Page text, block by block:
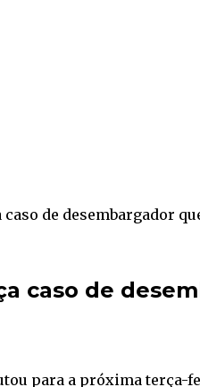
de desembargador
caso de
para a próxima